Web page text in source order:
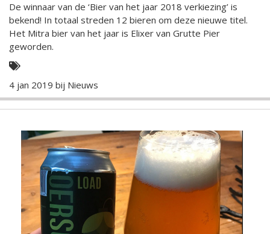
De winnaar van de ‘Bier van het jaar 2018 verkiezing’ is
bekend! In totaal streden 12 bieren om deze nieuwe titel.
Het Mitra bier van het jaar is Elixer van Grutte Pier
geworden.
4 jan 2019 bij Nieuws